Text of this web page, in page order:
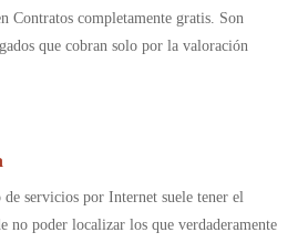
Contratos completamente gratis. Son
que cobran solo por la valoración
de servicios por Internet suele tener el
no poder localizar los que verdaderamente